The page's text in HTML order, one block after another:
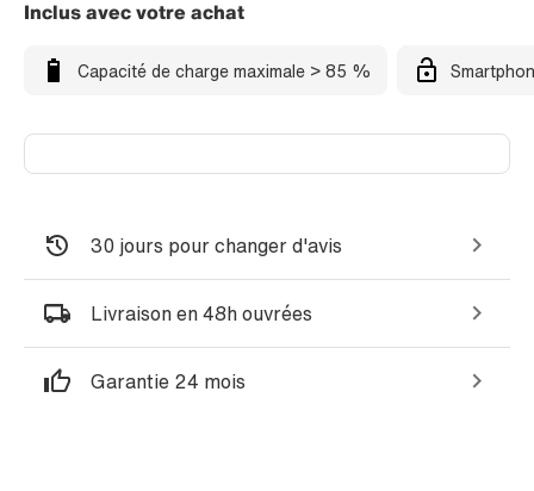
Inclus avec votre achat
Capacité de charge maximale > 85 %
30 jours pour changer d'avis
Livraison en 48h ouvrées
Garantie 24 mois